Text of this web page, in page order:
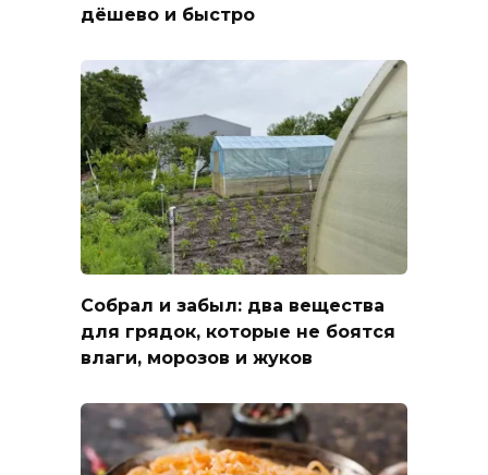
дёшево и быстро
Собрал и забыл: два вещества
для грядок, которые не боятся
влаги, морозов и жуков